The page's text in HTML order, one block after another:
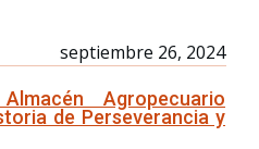
septiembre 26, 2024
Agropecuario
de Perseverancia y